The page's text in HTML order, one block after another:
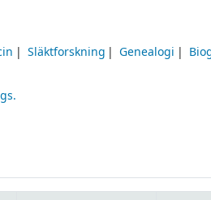
Släktforskning Genealogi